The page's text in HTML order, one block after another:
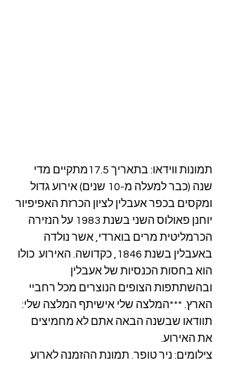
תמונות ווידאו:
בתאריך 17.5מתקיים מדי
שנה (כבר למעלה מ-10 שנים) אירוע גדול
ומקסים בכפר אעבלין לציון הכרזת האפיפיור
יוחנן פאולוס השני בשנת 1983 על הנזירה
הכרמליטית מרים בוארדי, אשר נולדה
באעבלין בשנת 1846, כקדושה. האירוע  כולו
הוא בחסות הכנסיות של אעבלין
ובהשתתפות הצופים הנוצרים מכל רחביי
הארץ. ***המלצה שלי אישיתף המלצה שלי:
תוודאו שבשנה הבאה אתם לא מחמיצים
את האירוע.
צילומים: ניר טופר. תמונת ההזמנה לארוע